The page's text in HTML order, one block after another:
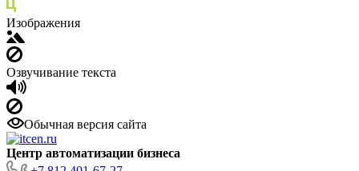
Изображения
Озвучивание текста
Обычная версия сайта
Центр автоматизации бизнеса